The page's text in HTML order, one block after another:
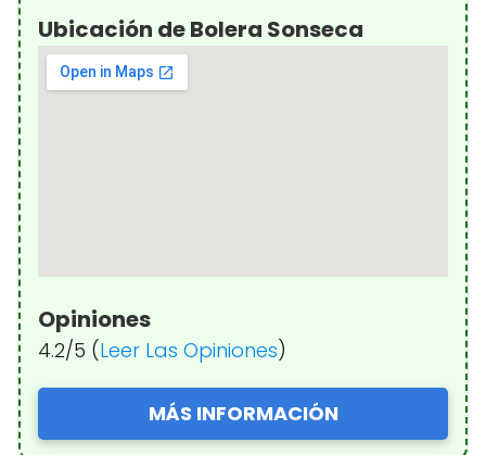
Ubicación de Bolera Sonseca
Opiniones
4.2/5 (Leer Las Opiniones)
MÁS INFORMACIÓN